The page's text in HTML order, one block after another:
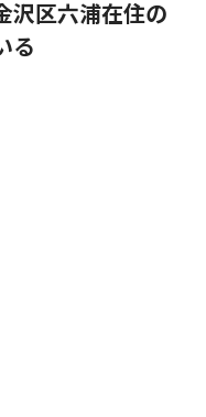
区六浦在住の
る